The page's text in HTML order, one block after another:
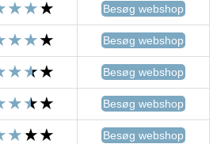
Besøg webshop
Besøg webshop
Besøg webshop
Besøg webshop
Besøg webshop